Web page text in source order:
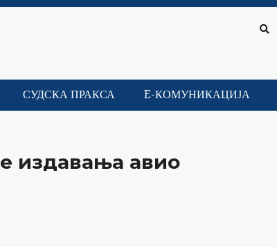
СУДСКА ПРАКСА E-КОМУНИКАЦИЈА
издавања авио